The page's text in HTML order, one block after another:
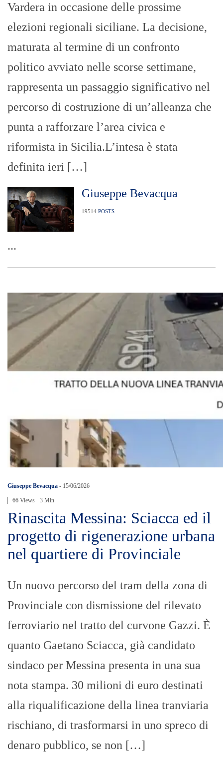
Vardera in occasione delle prossime
elezioni regionali siciliane. La decisione,
maturata al termine di un confronto
politico avviato nelle scorse settimane,
rappresenta un passaggio significativo nel
percorso di costruzione di un’alleanza che
punta a rafforzare l’area civica e
riformista in Sicilia.L’intesa è stata
definita ieri […]
Giuseppe Bevacqua
19514 POSTS
...
Giuseppe Bevacqua - 15/06/2026
66 Views 3 Min
Rinascita Messina: Sciacca ed il
progetto di rigenerazione urbana
nel quartiere di Provinciale
Un nuovo percorso del tram della zona di
Provinciale con dismissione del rilevato
ferroviario nel tratto del curvone Gazzi. È
quanto Gaetano Sciacca, già candidato
sindaco per Messina presenta in una sua
nota stampa. 30 milioni di euro destinati
alla riqualificazione della linea tranviaria
rischiano, di trasformarsi in uno spreco di
denaro pubblico, se non […]